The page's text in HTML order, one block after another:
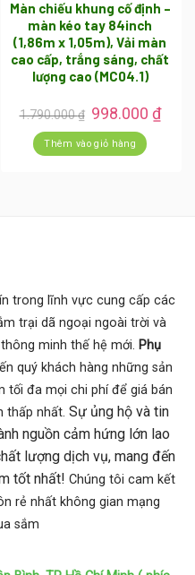
Màn chiếu khung cố định –
màn kéo tay 84inch
(1,86m x 1,05m), Vải màn
cao cấp, trắng sáng, chất
lượng cao (MC04.1)
1.790.000₫ Giá
gốc
là:
1.790.000 ₫.
998.000 ₫Giá
hiện
Thêm vào giỏ hàng
trong lĩnh vực cung cấp các
trại dã ngoại ngoài trời và
minh thế hệ mới. Phụ
quý khách hàng những sản
tối đa mọi chi phí để giá bán
thấp nhất. Sự ủng hộ và tin
nguồn cảm hứng lớn lao
lượng dịch vụ, mang đến
tốt nhất! Chúng tôi cam kết
rẻ nhất không gian mạng
sắm